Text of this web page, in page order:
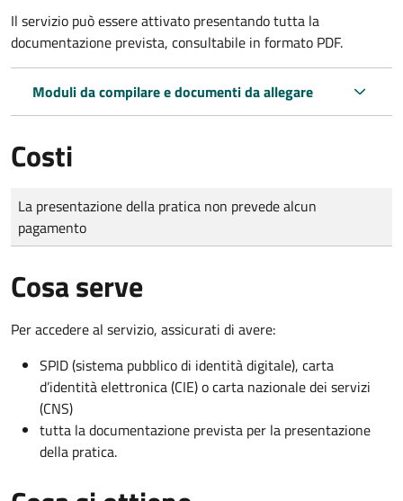
Il servizio può essere attivato presentando tutta la
documentazione prevista, consultabile in formato PDF.
Moduli da compilare e documenti da allegare
Costi
Tipo di pagamento
Importo
La presentazione della pratica non prevede alcun
pagamento
Cosa serve
Per accedere al servizio, assicurati di avere:
SPID (sistema pubblico di identità digitale), carta
d’identità elettronica (CIE) o carta nazionale dei servizi
(CNS)
tutta la documentazione prevista per la presentazione
della pratica.